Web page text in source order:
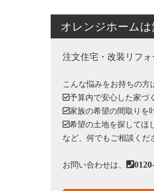
オレンジホーム
注文住宅・改装リフ
こんな悩みをお持ちの方
予算内で安心した家づ
家族の希望の間取りを
希望の土地を探してほ
など、何でもご相談くだ
お問い合わせは、